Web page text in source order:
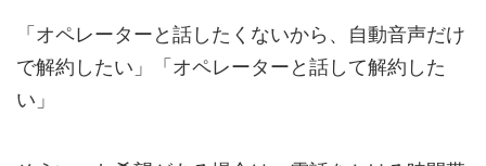
「オペレーターと話したくないから、自動音声だけ
で解約したい」「オペレーターと話して解約した
い」